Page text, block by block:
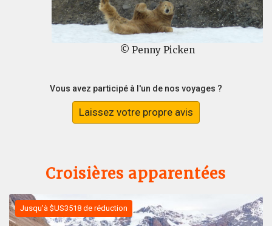
© Penny Picken
Vous avez participé à l'un de nos voyages ?
Laissez votre propre avis
Croisières apparentées
Jusqu'à $US3518 de réduction